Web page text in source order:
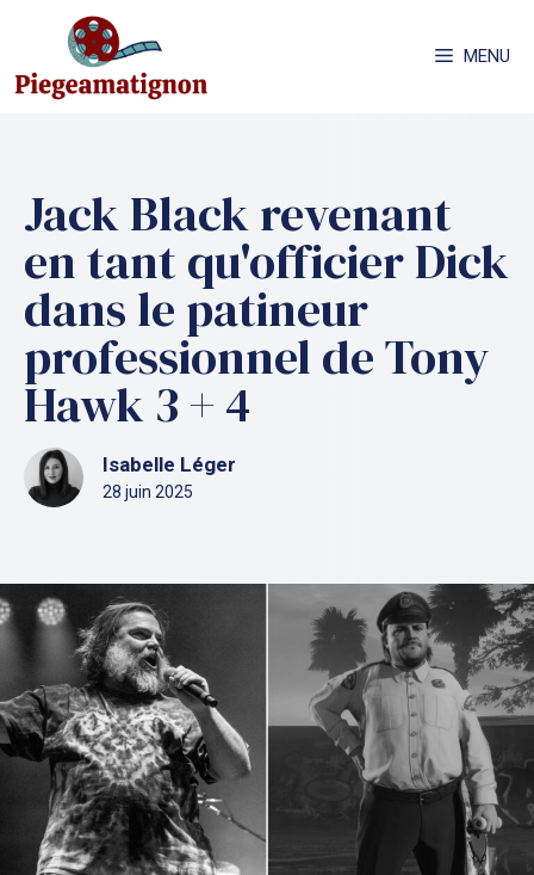
contenu
MENU
Jack Black revenant
en tant qu'officier Dick
dans le patineur
professionnel de Tony
Hawk 3 + 4
Isabelle Léger
28 juin 2025